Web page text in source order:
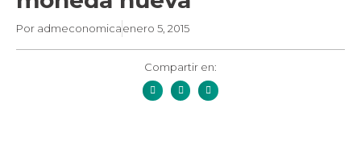
Por admeconomicaenero 5, 2015
Compartir en: